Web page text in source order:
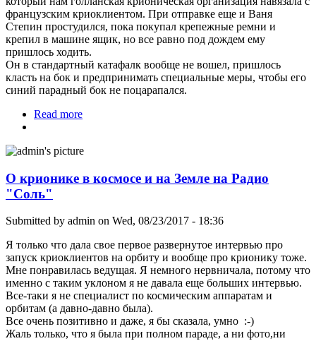
французским криоклиентом. При отправке еще и Ваня
Степин простудился, пока покупал крепежные ремни и
крепил в машине ящик, но все равно под дождем ему
пришлось ходить.
Он в стандартный катафалк вообще не вошел, пришлось
класть на бок и предпринимать специальные меры, чтобы его
синий парадный бок не поцарапался.
Read more
О крионике в космосе и на Земле на Радио
"Соль"
Submitted by admin on Wed, 08/23/2017 - 18:36
Я только что дала свое первое развернутое интервью про
запуск криоклиентов на орбиту и вообще про крионику тоже.
Мне понравилась ведущая. Я немного нервничала, потому что
именно с таким уклоном я не давала еще больших интервью.
Все-таки я не специалист по космическим аппаратам и
орбитам (а давно-давно была).
Все очень позитивно и даже, я бы сказала, умно :-)
Жаль только, что я была при полном параде, а ни фото,ни